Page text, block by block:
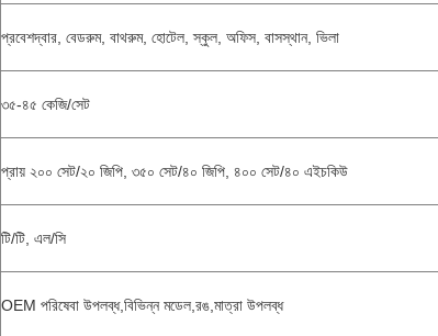
প্রবেশদ্বার, বেডরুম, বাথরুম, হোটেল, স্কুল, অফিস, বাসস্থান, ভিলা
৩৫-৪৫ কেজি/সেট
প্রায় ২০০ সেট/২০ জিপি, ৩৫০ সেট/৪০ জিপি, ৪০০ সেট/৪০ এইচকিউ
টি/টি, এল/সি
OEM পরিষেবা উপলব্ধ,বিভিন্ন মডেল,রঙ,মাত্রা উপলব্ধ